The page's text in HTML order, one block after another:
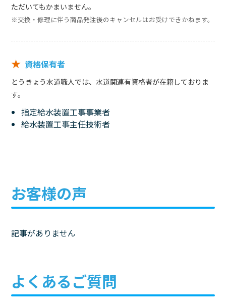
ただいてもかまいません。
※交換・修理に伴う商品発注後のキャンセルはお受けできかねます。
★ 資格保有者
とうきょう水道職人では、水道関連有資格者が在籍しておりま
す。
指定給水装置工事事業者
給水装置工事主任技術者
お客様の声
記事がありません
よくあるご質問